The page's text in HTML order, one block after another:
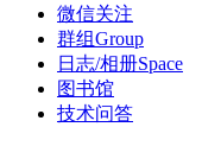
微信关注
群组Group
日志/相册Space
图书馆
技术问答